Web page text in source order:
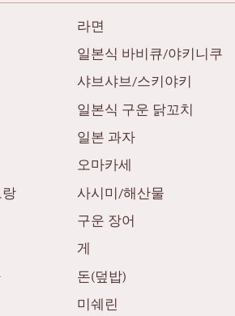
라면
일본식 바비큐/야키니쿠
샤브샤브/스키야키
일본식 구운 닭꼬치
일본 과자
오마카세
사시미/해산물
구운 장어
게
돈(덮밥)
미쉐린